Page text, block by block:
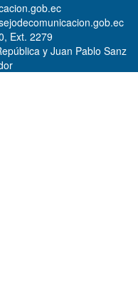
Ext. 2279
y Juan Pablo Sanz